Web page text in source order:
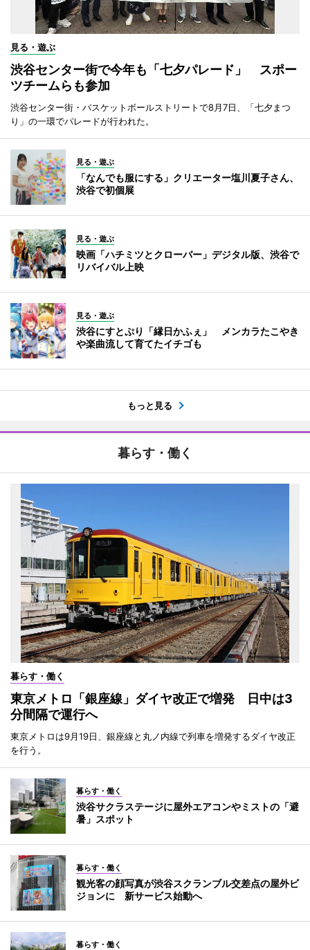
見る・遊ぶ
渋谷センター街で今年も「七夕パレード」 スポー
ツチームらも参加
渋谷センター街・バスケットボールストリートで8月7日、「七夕まつ
り」の一環でパレードが行われた。
見る・遊ぶ
「なんでも服にする」クリエーター塩川夏子さん、
渋谷で初個展
見る・遊ぶ
映画「ハチミツとクローバー」デジタル版、渋谷で
リバイバル上映
見る・遊ぶ
渋谷にすとぷり「縁日かふぇ」 メンカラたこやき
や楽曲流して育てたイチゴも
もっと見る
暮らす・働く
暮らす・働く
東京メトロ「銀座線」ダイヤ改正で増発 日中は3
分間隔で運行へ
東京メトロは9月19日、銀座線と丸ノ内線で列車を増発するダイヤ改正
を行う。
暮らす・働く
渋谷サクラステージに屋外エアコンやミストの「避
暑」スポット
暮らす・働く
観光客の顔写真が渋谷スクランブル交差点の屋外ビ
ジョンに 新サービス始動へ
暮らす・働く